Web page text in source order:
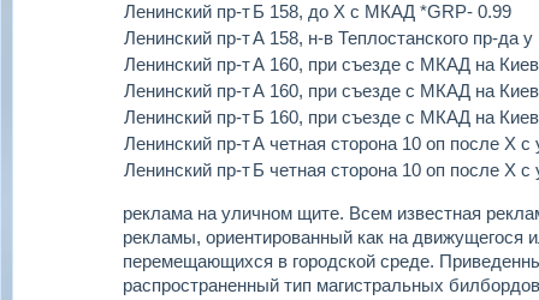
Ленинский пр-тБ 158, до Х с МКАД *GRP- 0.99
Ленинский пр-тА 158, н-в Теплостанского пр-да
Ленинский пр-тА 160, при съезде с МКАД на
Ленинский пр-тА 160, при съезде с МКАД на
Ленинский пр-тБ 160, при съезде с МКАД на
Ленинский пр-тА четная сторона 10 оп после Х
Ленинский пр-тБ четная сторона 10 оп после Х
реклама на уличном щите. Всем известная
рекламы, ориентированный как на движущегося
перемещающихся в городской среде.
распространенный тип магистральных